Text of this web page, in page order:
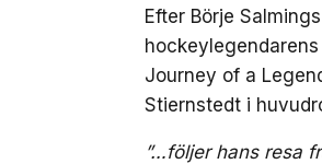
Efter Börje
Journey of a
Stiernstedt i
”…följer hans resa